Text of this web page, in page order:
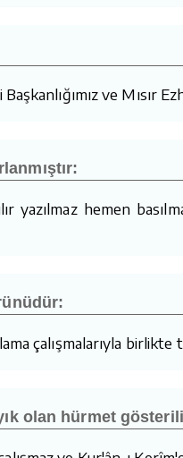
ve Mısır
yazılmaz hemen
çalışmalarıyla
olan hürmet